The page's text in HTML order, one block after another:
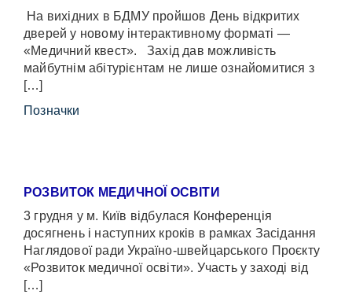
На вихідних в БДМУ пройшов День відкритих
дверей у новому інтерактивному форматі —
«Медичний квест». Захід дав можливість
майбутнім абітурієнтам не лише ознайомитися з
[…]
Позначки
РОЗВИТОК МЕДИЧНОЇ ОСВІТИ
3 грудня у м. Київ відбулася Конференція
досягнень і наступних кроків в рамках Засідання
Наглядової ради Україно-швейцарського Проєкту
«Розвиток медичної освіти». Участь у заході від
[…]